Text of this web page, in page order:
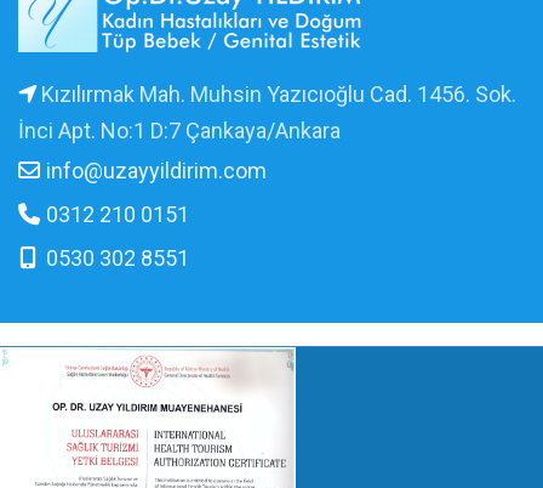
Kızılırmak Mah. Muhsin Yazıcıoğlu Cad. 1456. Sok.
İnci Apt. No:1 D:7 Çankaya/Ankara
info@uzayyildirim.com
0312 210 0151
0530 302 8551